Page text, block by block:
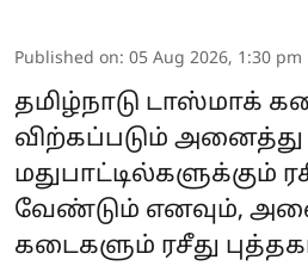
Published on: 05 Aug 2026, 1:30 pm
தமிழ்நாடு டாஸ்மாக்
விற்கப்படும் அனைத்து
மதுபாட்டில்களுக்கும்
வேண்டும் எனவும்,
கடைகளும் ரசீது